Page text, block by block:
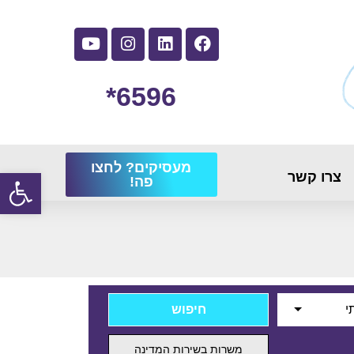
6596*
צרו קשר
מעסיקים? לחצו
פה!
משרות בשירות המדינה